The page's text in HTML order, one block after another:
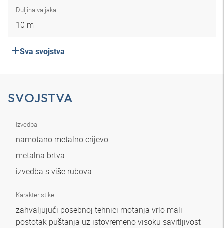
Duljina valjaka
10 m
Sva svojstva
SVOJSTVA
Izvedba
namotano metalno crijevo
metalna brtva
izvedba s više rubova
Karakteristike
zahvaljujući posebnoj tehnici motanja vrlo mali
postotak puštanja uz istovremeno visoku savitljivost